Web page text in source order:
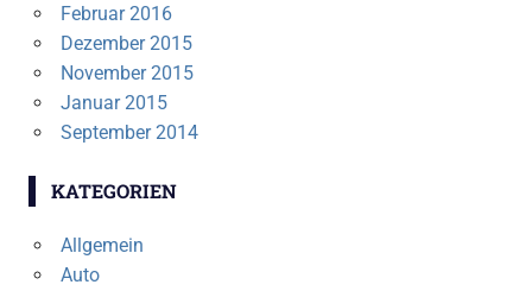
Februar 2016
Dezember 2015
November 2015
Januar 2015
September 2014
KATEGORIEN
Allgemein
Auto